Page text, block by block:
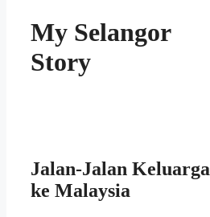
My Selangor
Story
Jalan-Jalan Keluarga
ke Malaysia